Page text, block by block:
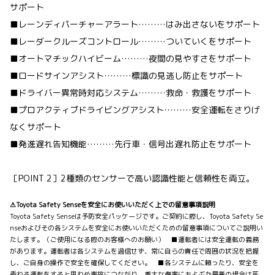
サポート
■レーンディパーチャーアラート………はみ出さないをサポート
■レーダークルーズコントロール………ついていくをサポート
■オートマチックハイビーム………夜間の見やすさをサポート
■ロードサインアシスト………標識の見逃し防止をサポート
■ドライバー異常時対応システム………救命・救護をサポート
■プロアクティブドライビングアシスト………安全運転をさりげ
なくサポート
■発進遅れ告知機能………先行車・信号出遅れ防止をサポート
［POINT 2］2種類のセンサーで高い認識性能と信頼性を両立。
⚠Toyota Safety Senseを安全にお使いいただく上での留意事項説明
Toyota Safety Senseは予防安全パッケージです。ご契約に際し、Toyota Safety Se
nseおよびその各システムを安全にお使いいただくための留意事項についてご説明い
たします。（ご使用になる際のお客様へのお願い） ■運転者には安全運転の義務
があります。運転者は各システムを過信せず、常に自らの責任で周囲の状況を把握
し、ご自身の操作で安全を確保してください。 ■各システムに頼ったり、安全を